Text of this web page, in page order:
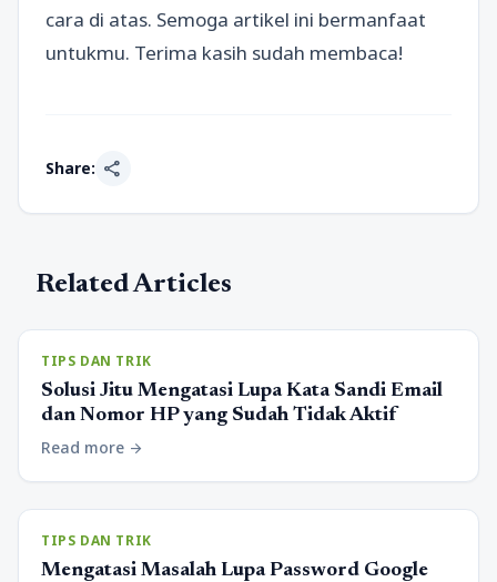
cara di atas. Semoga artikel ini bermanfaat
untukmu. Terima kasih sudah membaca!
Share: share
Related Articles
TIPS DAN TRIK
Solusi Jitu Mengatasi Lupa Kata Sandi Email
dan Nomor HP yang Sudah Tidak Aktif
Read more arrow_forward
TIPS DAN TRIK
Mengatasi Masalah Lupa Password Google